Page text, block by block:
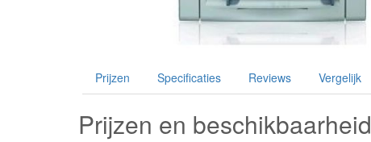
Prijzen Specificaties Reviews Vergelijk
Prijzen en beschikbaarheid